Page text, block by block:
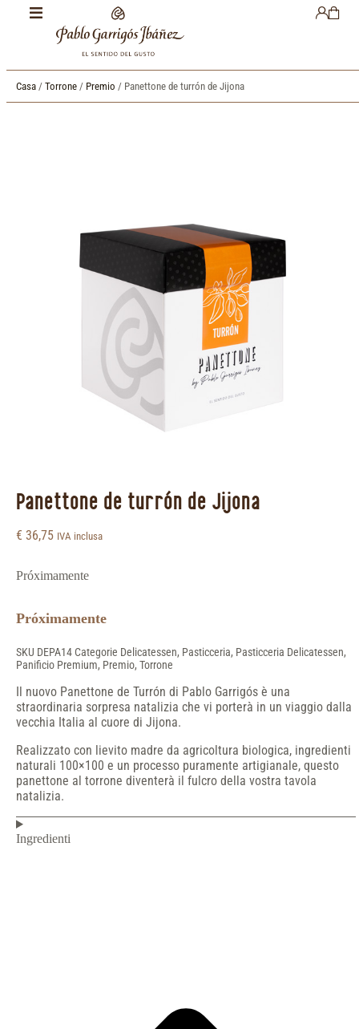
Casa / Torrone / Premio / Panettone de turrón de Jijona
Panettone de turrón de Jijona
€ 36,75 IVA inclusa
Próximamente
Próximamente
SKU DEPA14 Categorie Delicatessen, Pasticceria, Pasticceria Delicatessen,
Panificio Premium, Premio, Torrone
Il nuovo Panettone de Turrón di Pablo Garrigós è una
straordinaria sorpresa natalizia che vi porterà in un viaggio dalla
vecchia Italia al cuore di Jijona.
Realizzato con lievito madre da agricoltura biologica, ingredienti
naturali 100×100 e un processo puramente artigianale, questo
panettone al torrone diventerà il fulcro della vostra tavola
natalizia.
Ingredienti